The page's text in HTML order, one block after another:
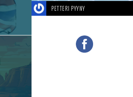
PETTERI PYYNY